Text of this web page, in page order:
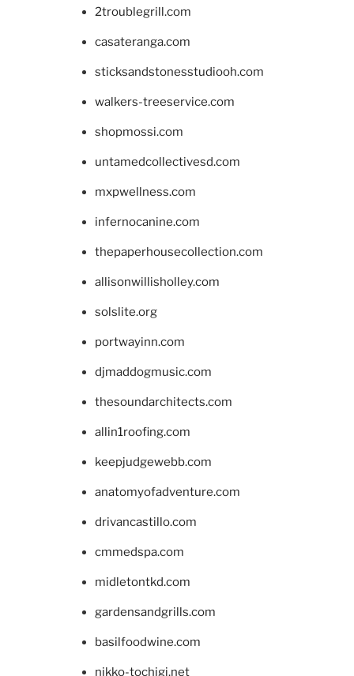
2troublegrill.com
casateranga.com
sticksandstonesstudiooh.com
walkers-treeservice.com
shopmossi.com
untamedcollectivesd.com
mxpwellness.com
infernocanine.com
thepaperhousecollection.com
allisonwillisholley.com
solslite.org
portwayinn.com
djmaddogmusic.com
thesoundarchitects.com
allin1roofing.com
keepjudgewebb.com
anatomyofadventure.com
drivancastillo.com
cmmedspa.com
midletontkd.com
gardensandgrills.com
basilfoodwine.com
nikko-tochigi.net